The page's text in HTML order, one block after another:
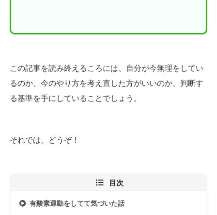
この記事を読み終えるころには、自分が今無理をしてい
るのか、今のやり方を考え直した方がいいのか、判断す
る基準を手にしていることでしょう。
それでは、どうぞ！
目次
有酸素運動をしてて気づいた話